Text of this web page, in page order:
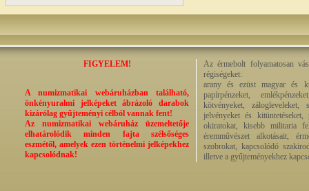
FIGYELEM!
A numizmatikai webáruházban található,
önkényuralmi jelképeket ábrázoló darabok
kizárólag gyűjteményi célból vannak fent!
Az numizmatikai webáruház üzemeltetője
elhatárolódik minden fajta szélsőséges
eszmétől, amelyek ezen történelmi jelképekhez
kapcsolódnak!
Az érmebolt folyamatosan
régiségeket:
arany és ezüst magyar és
papírpénzeket,
kötvényeket,
jelvényeket és kitüntetéseket,
okiratokat, kisebb militaria
éremművészet alkotásait,
szobrokat, kapcsolódó
illetve a gyűjteményekhez